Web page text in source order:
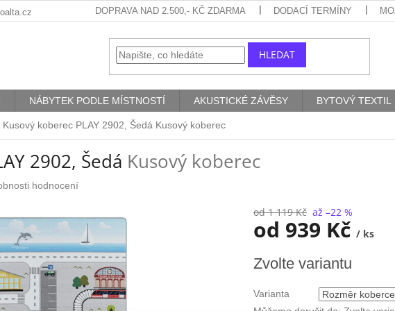
DOPRAVA NAD 2.500,- KČ ZDARMA DODACÍ TERMÍNY
HLEDAT
NÁBYTEK PODLE MÍSTNOSTÍ AKUSTICKÉ ZÁVĚSY BYTOVÝ TEXTIL
Kusový koberec PLAY 2902, Šedá Kusový koberec
2902, Šedá Kusový koberec
hodnocení
od 1 119 Kč až –22 %
od 939 Kč / ks
cena:
Zvolte variantu
Varianta